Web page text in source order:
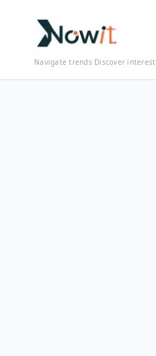
Navigate trends Discover interest